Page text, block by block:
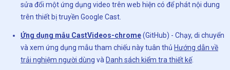
sửa đổi một ứng dụng video trên web hiện có để phát nội dung
trên thiết bị truyền Google Cast.
Ứng dụng mẫu CastVideos-chrome(GitHub) - Chạy, di chuyển
và xem ứng dụng mẫu tham chiếu này tuân thủ Hướng dẫn về
trải nghiệm người dùng và Danh sách kiểm tra thiết kế.